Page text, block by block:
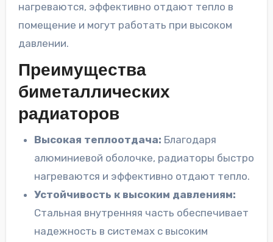
нагреваются, эффективно отдают тепло в
помещение и могут работать при высоком
давлении.
Преимущества
биметаллических
радиаторов
Высокая теплоотдача: Благодаря
алюминиевой оболочке, радиаторы быстро
нагреваются и эффективно отдают тепло.
Устойчивость к высоким давлениям:
Стальная внутренняя часть обеспечивает
надежность в системах с высоким